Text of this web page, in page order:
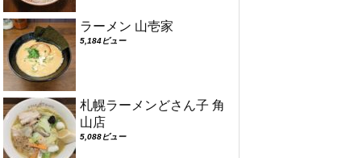
ラーメン 山壱家
5,184ビュー
札幌ラーメンどさん子 角
山店
5,088ビュー